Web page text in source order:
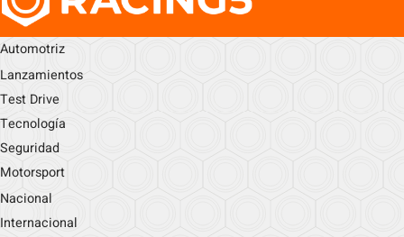
Automotriz
Lanzamientos
Test Drive
Tecnología
Seguridad
Motorsport
Nacional
Internacional